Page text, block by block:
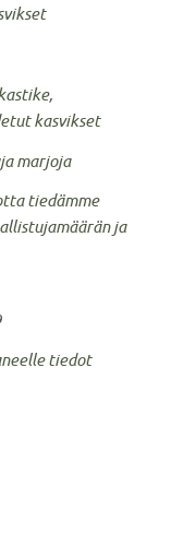
kasvikset
marjoja
tiedämme
ja
tiedot